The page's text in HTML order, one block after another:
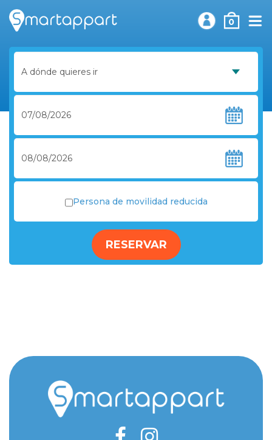
0
Persona de movilidad reducida
RESERVAR